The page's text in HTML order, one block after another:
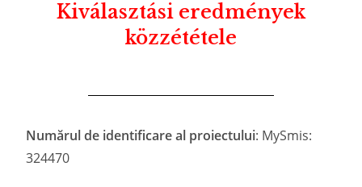
Kiválasztási eredmények
közzététele
Numărul de identificare al proiectului: MySmis:
324470